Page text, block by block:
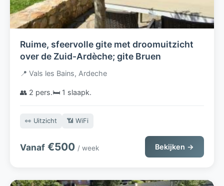
Ruime, sfeervolle gite met droomuitzicht
over de Zuid-Ardèche; gite Bruen
📍 Vals les Bains, Ardeche
👥 2 pers.🛏️ 1 slaapk.
👀 Uitzicht 📶 WiFi
Vanaf €500 / week Bekijken →